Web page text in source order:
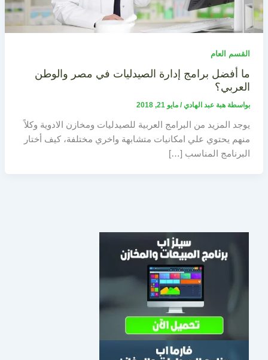
القسم العام
ما أفضل برامج إدارة الصيدليات في مصر والوطن
العربي؟
بواسطة هبة عبد الهادي/ مايو 21, 2018
يوجد المزيد من البرامج العربية للصيدليات ومخازن الادوية وكلاً
منهم يحتوي علي امكانيات متشابهة واخري مختلفة، كيف أختار
البرنامج المناسب […]